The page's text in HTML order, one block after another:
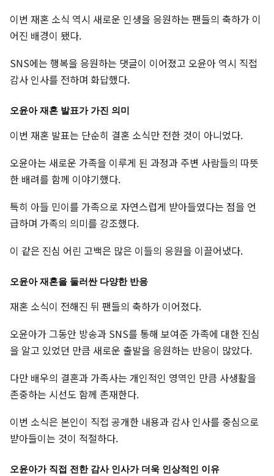
이번 재혼 소식 역시 새로운 인생을 응원하는 팬들의 축하가 이
어진 배경이 됐다.
SNS에는 행복을 응원하는 댓글이 이어졌고 오윤아 역시 직접
감사 인사를 전하며 화답했다.
오윤아 재혼 발표가 가진 의미
이번 재혼 발표는 단순히 결혼 소식만 전한 것이 아니었다.
오윤아는 새로운 가족을 이루게 된 과정과 주변 사람들의 따뜻
한 배려를 함께 이야기했다.
특히 아들 민이를 가족으로 자연스럽게 받아들였다는 점을 언
급하며 가족의 의미를 강조했다.
이 같은 진심 어린 고백은 많은 이들의 응원을 이끌어냈다.
오윤아 재혼을 둘러싼 다양한 반응
재혼 소식이 전해진 뒤 팬들의 축하가 이어졌다.
오윤아가 그동안 방송과 SNS를 통해 보여준 가족에 대한 진심
을 알고 있었던 만큼 새로운 출발을 응원하는 반응이 많았다.
다만 배우의 결혼과 가족사는 개인적인 영역인 만큼 사생활을
존중하는 시선도 함께 존재한다.
이번 소식은 본인이 직접 공개한 내용과 감사 인사를 중심으로
받아들이는 것이 적절하다.
오윤아가 직접 전한 감사 인사가 더욱 인상적인 이유